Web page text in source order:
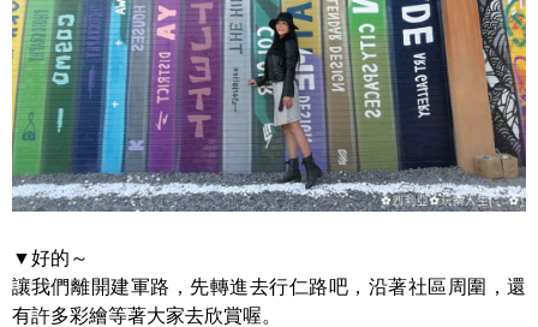
▼好的～
讓我們離開建軍路，先轉進去行仁路吧，沿著社區周圍，還
有許多彩繪等著大家去欣賞喔。